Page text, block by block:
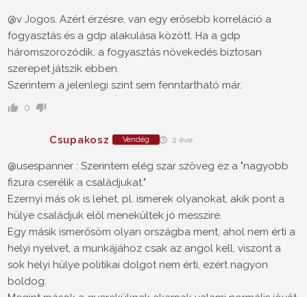
@v Jogos. Azért érzésre, van egy erősebb korreláció a
fogyasztás és a gdp alakulása között. Ha a gdp
háromszorozódik, a fogyasztás növekedés biztosan
szerepet játszik ebben.
Szerintem a jelenlegi szint sem fenntartható már.
0
Csupakosz Vendég 2 éve
@usespanner : Szerintem elég szar szöveg ez a "nagyobb
fizura cserélik a családjukat."
Ezernyi más ok is lehet, pl. ismerek olyanokat, akik pont a
hülye családjuk elől menekültek jó messzire.
Egy másik ismerősöm olyan országba ment, ahol nem érti a
helyi nyelvet, a munkájához csak az angol kell, viszont a
sok helyi hülye politikai dolgot nem érti, ezért nagyon
boldog.